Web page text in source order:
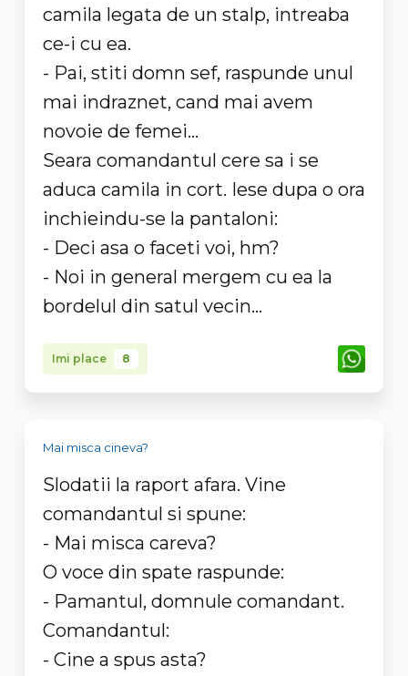
camila legata de un stalp, intreaba
ce-i cu ea.
- Pai, stiti domn sef, raspunde unul
mai indraznet, cand mai avem
novoie de femei...
Seara comandantul cere sa i se
aduca camila in cort. Iese dupa o ora
inchieindu-se la pantaloni:
- Deci asa o faceti voi, hm?
- Noi in general mergem cu ea la
bordelul din satul vecin...
Imi place 8
Mai misca cineva?
Slodatii la raport afara. Vine
comandantul si spune:
- Mai misca careva?
O voce din spate raspunde:
- Pamantul, domnule comandant.
Comandantul:
- Cine a spus asta?